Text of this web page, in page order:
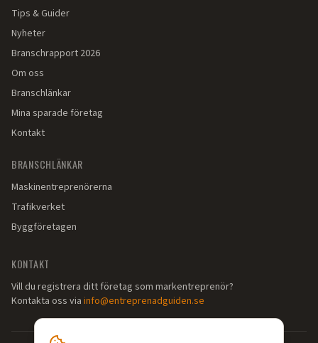
Tips & Guider
Nyheter
Branschrapport 2026
Om oss
Branschlänkar
Mina sparade företag
Kontakt
BRANSCHLÄNKAR
Maskinentreprenörerna
Trafikverket
Byggföretagen
KONTAKT
Vill du registrera ditt företag som markentreprenör?
Kontakta oss via info@entreprenadguiden.se